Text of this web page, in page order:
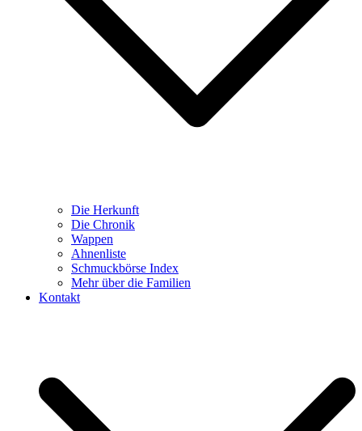
Die Herkunft
Die Chronik
Wappen
Ahnenliste
Schmuckbörse Index
Mehr über die Familien
Kontakt